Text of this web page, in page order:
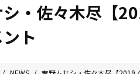
・佐々木尽【
ト